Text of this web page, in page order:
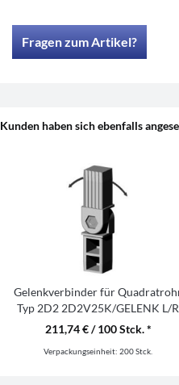
Fragen zum Artikel?
Kunden haben sich ebenfalls
Gelenkverbinder für
Typ 2D2 2D2V25K/GELENK L/R
R7035
211,74 € / 100 Stck. *
Verpackungseinheit:200 Stck.